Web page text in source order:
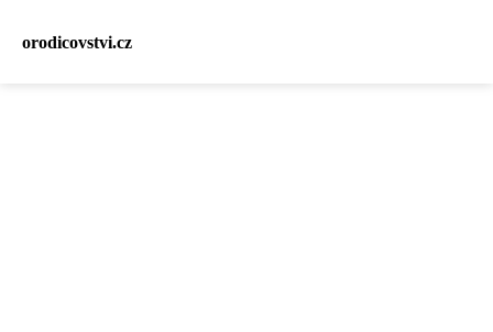
orodicovstvi.cz